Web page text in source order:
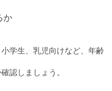
か
学生、乳児向けなど、年齢
認しましょう。